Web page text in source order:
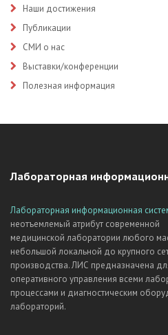
Наши достижения
Публикации
СМИ о нас
Выставки/конференции
Полезная информация
Лабораторная
Лабораторная информационная
неотъемлемый атрибут современной
медицинской лаборатории любого
небольшой локальной до крупного
производства. ЛИС предназначена
оперативного управления всеми
процессами и диагностическим
лабораторий.